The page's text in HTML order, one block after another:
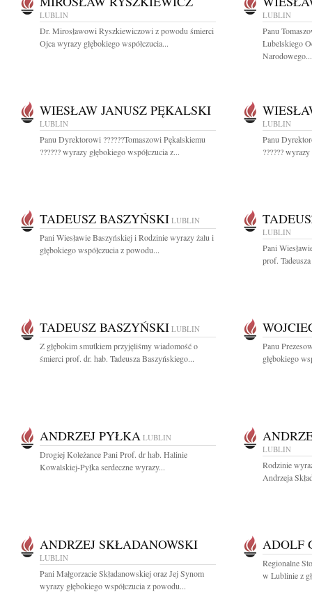
LUBLIN
Dr. Mirosławowi Ryszkiewiczowi z powodu śmierci
Ojca wyrazy głębokiego współczucia...
LUBLIN
Panu
Lubelskiego
Narodowego...
WIESŁAW JANUSZ PĘKALSKI
LUBLIN
Panu Dyrektorowi ??????Tomaszowi Pękalskiemu
?????? wyrazy głębokiego współczucia z...
LUBLIN
Panu
??????
TADEUSZ BASZYŃSKI LUBLIN
Pani Wiesławie Baszyńskiej i Rodzinie wyrazy żalu i
głębokiego współczucia z powodu...
LUBLIN
Pani
prof.
TADEUSZ BASZYŃSKI LUBLIN
Z głębokim smutkiem przyjęliśmy wiadomość o
śmierci prof. dr. hab. Tadeusza Baszyńskiego...
Panu
głębokiego
ANDRZEJ PYŁKA LUBLIN
Drogiej Koleżance Pani Prof. dr hab. Halinie
Kowalskiej-Pyłka serdeczne wyrazy...
LUBLIN
Rodzinie
Andrzeja
ANDRZEJ SKŁADANOWSKI
LUBLIN
Pani Małgorzacie Składanowskiej oraz Jej Synom
wyrazy głębokiego współczucia z powodu...
ADOLF
Regionalne
w Lublinie z